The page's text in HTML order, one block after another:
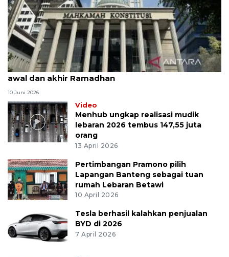
MK uji materi UU Peradilan Agama perihal isbat
awal dan akhir Ramadhan
10 Juni 2026
Video
Menhub ungkap realisasi mudik
lebaran 2026 tembus 147,55 juta
orang
13 April 2026
Pertimbangan Pramono pilih
Lapangan Banteng sebagai tuan
rumah Lebaran Betawi
10 April 2026
Tesla berhasil kalahkan penjualan
BYD di 2026
7 April 2026